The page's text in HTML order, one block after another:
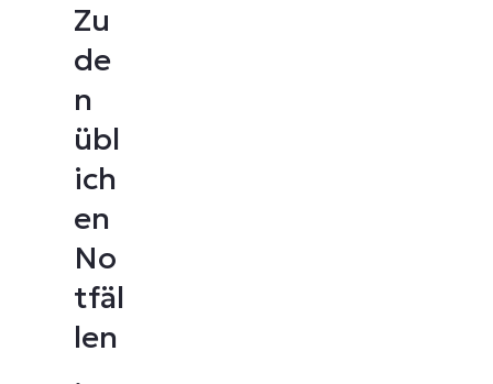
Zu
de
n
übl
ich
en
No
tfäl
len